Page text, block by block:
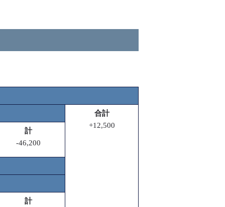
合計
+12,500
計
-46,200
計